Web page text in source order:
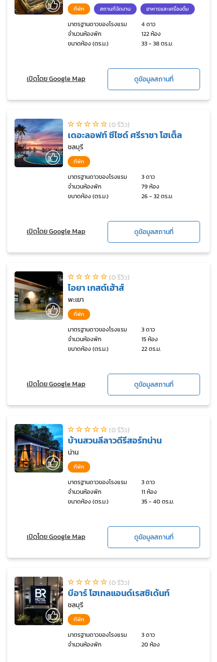
ที่พัก สถานที่จัดงาน อาหารและเครื่องดื่ม
มาตรฐานดาวของโรงแรม
4 ดาว
จำนวนห้องพัก
122 ห้อง
ขนาดห้อง (ตร.ม.)
33 - 38 ตร.ม.
เปิดโดย Google Map ดูข้อมูลสถานที่
(0 รีวิว)
เดอะลอฟท์ ซีไซด์ ศรีราชา โฮเต็ล
ชลบุรี
ที่พัก
มาตรฐานดาวของโรงแรม
3 ดาว
จำนวนห้องพัก
79 ห้อง
ขนาดห้อง (ตร.ม.)
26 - 32 ตร.ม.
เปิดโดย Google Map ดูข้อมูลสถานที่
(0 รีวิว)
ไอยา เกสต์เฮ้าส์
พะเยา
ที่พัก
มาตรฐานดาวของโรงแรม
3 ดาว
จำนวนห้องพัก
15 ห้อง
ขนาดห้อง (ตร.ม.)
22 ตร.ม.
เปิดโดย Google Map ดูข้อมูลสถานที่
(0 รีวิว)
บ้านสวนลีลาวดีรีสอร์ทน่าน
น่าน
ที่พัก
มาตรฐานดาวของโรงแรม
3 ดาว
จำนวนห้องพัก
11 ห้อง
ขนาดห้อง (ตร.ม.)
35 - 40 ตร.ม.
เปิดโดย Google Map ดูข้อมูลสถานที่
(0 รีวิว)
บีอาร์ โฮเทลแอนด์เรสซิเด้นท์
ชลบุรี
ที่พัก
มาตรฐานดาวของโรงแรม
3 ดาว
จำนวนห้องพัก
20 ห้อง